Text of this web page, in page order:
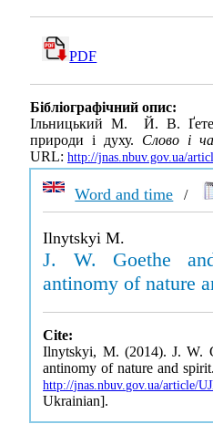
PDF
Бібліографічний опис:
Ільницький М. Й. В. Ґете
природи і духу. Слово і
URL: http://jnas.nbuv.gov.ua/
Word and time /
Ilnytskyi M.
J. W. Goethe
antinomy of nature
Cite:
Ilnytskyi, M. (2014). J. W.
antinomy of nature and spirit.
http://jnas.nbuv.gov.ua/article/
Ukrainian].